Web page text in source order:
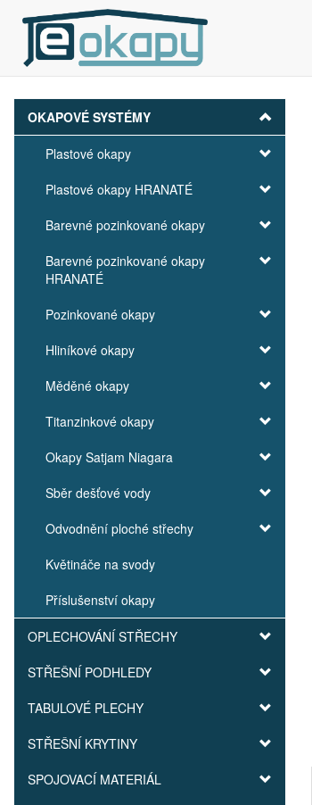
OKAPOVÉ SYSTÉMY
Plastové okapy
Plastové okapy HRANATÉ
Barevné pozinkované okapy
Barevné pozinkované okapy
HRANATÉ
Pozinkované okapy
Hliníkové okapy
Měděné okapy
Titanzinkové okapy
Okapy Satjam Niagara
Sběr dešťové vody
Odvodnění ploché střechy
Květináče na svody
Příslušenství okapy
OPLECHOVÁNÍ STŘECHY
STŘEŠNÍ PODHLEDY
TABULOVÉ PLECHY
STŘEŠNÍ KRYTINY
SPOJOVACÍ MATERIÁL